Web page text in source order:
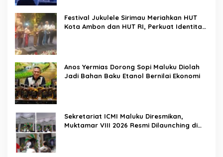
Festival Jukulele Sirimau Meriahkan HUT
Kota Ambon dan HUT RI, Perkuat Identitas
Anos Yermias Dorong Sopi Maluku Diolah
Jadi Bahan Baku Etanol Bernilai Ekonomi
Sekretariat ICMI Maluku Diresmikan,
Muktamar VIII 2026 Resmi Dilaunching di